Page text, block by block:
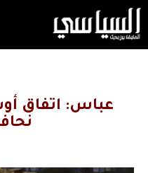
عباس: اتفاق